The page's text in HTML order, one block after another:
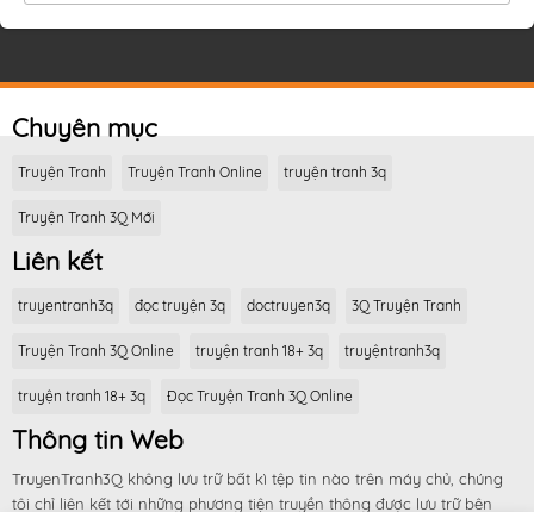
Chuyên mục
Truyện Tranh Truyện Tranh Online truyện tranh 3q
Truyện Tranh 3Q Mới
Liên kết
truyentranh3q đọc truyện 3q doctruyen3q 3Q Truyện Tranh
Truyện Tranh 3Q Online truyện tranh 18+ 3q truyệntranh3q
truyện tranh 18+ 3q Đọc Truyện Tranh 3Q Online
Thông tin Web
TruyenTranh3Q không lưu trữ bất kì tệp tin nào trên máy chủ, chúng
tôi chỉ liên kết tới những phương tiện truyền thông được lưu trữ bên